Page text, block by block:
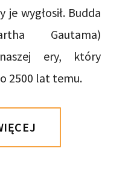
je wygłosił. Budda
Gautama)
ery, który
2500 lat temu.